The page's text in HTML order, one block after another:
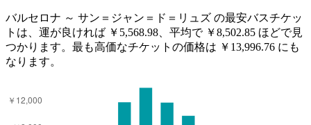
バルセロナ ～ サン＝ジャン＝ド＝リュズ の最安バスチケッ
トは、運が良ければ ￥5,568.98、平均で ￥8,502.85 ほどで見
つかります。最も高価なチケットの価格は ￥13,996.76 にも
なります。